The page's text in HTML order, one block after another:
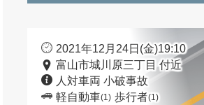
2021年12月24日(金)19:10
富山市城川原三丁目 付近
人対車両 小破事故
軽自動車(1) 歩行者(1)